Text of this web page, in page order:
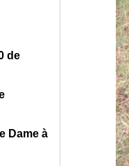
de
Dame à